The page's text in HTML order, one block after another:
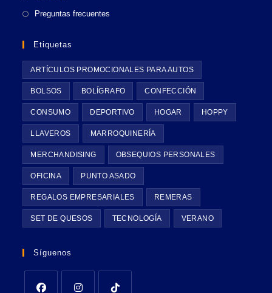
Preguntas frecuentes
Etiquetas
ARTÍCULOS PROMOCIONALES PARA AUTOS
BOLSOS BOLÍGRAFO CONFECCIÓN
CONSUMO DEPORTIVO HOGAR HOPPY
LLAVEROS MARROQUINERÍA
MERCHANDISING OBSEQUIOS PERSONALES
OFICINA PUNTO ASADO
REGALOS EMPRESARIALES REMERAS
SET DE QUESOS TECNOLOGÍA VERANO
Síguenos